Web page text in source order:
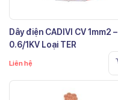
Dây điện CADIVI CV 1mm2 –
0.6/1KV Loại TER
Liên hệ